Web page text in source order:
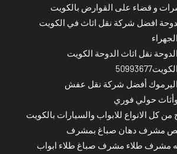
و قضاء على القوارض بالكويت
افضل شركة نقل اثاث في الكويت
نقل اثاث الدوحة الكويت
أفضل شركة نقل عفش
حولي فوري
كل الانواع للابواب والسيارات بالكويت
مشرف دهان صباغ بمشرف
مشرف طلاء مشرف صباغ طلاء ابواب